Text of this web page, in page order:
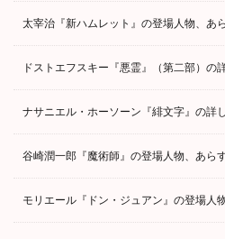
太宰治『新ハムレット』の登場人物、あ
ドストエフスキー『悪霊』（第二部）の
ナサニエル・ホーソーン『緋文字』の詳
谷崎潤一郎『魔術師』の登場人物、あら
モリエール『ドン・ジュアン』の登場人